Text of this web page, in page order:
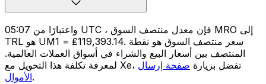
واعتبارًا من 05:07 UTC ، فإن معدل منتصف السوق MRO إلى
TRL هو UM1 = ₤119,393.14. سعر منتصف السوق هو نقطة
المنتصف بين أسعار البيع والشراء في أسواق العملات العالمية.
لمعرفة تكلفة هذا التحويل مع Xe، تفضل بزيارة صفحة إرسال
الأموال.